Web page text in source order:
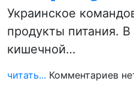
Украинское
продукты питания. В
кишечной…
читать... Комментариев